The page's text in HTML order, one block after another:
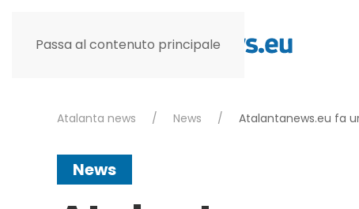
Passa al contenuto principale
Atalanta news News Atalantanews.eu fa
News